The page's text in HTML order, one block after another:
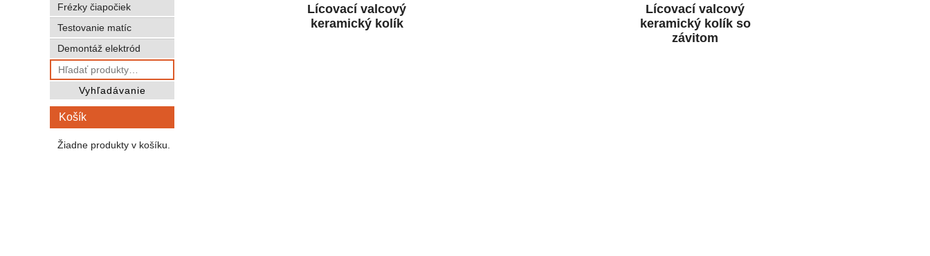
Lícovací valcový
keramický kolík
Lícovací valcový
keramický kolík so
závitom
Frézky čiapočiek
Testovanie matíc
Demontáž elektród
Hľadať:
Vyhľadávanie
Košík
Žiadne produkty v košíku.